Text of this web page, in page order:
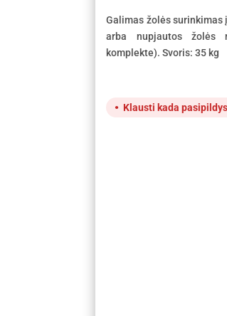
Galimas žolės surinkimas
arba nupjautos žolės
komplekte). Svoris: 35 kg
Klausti kada